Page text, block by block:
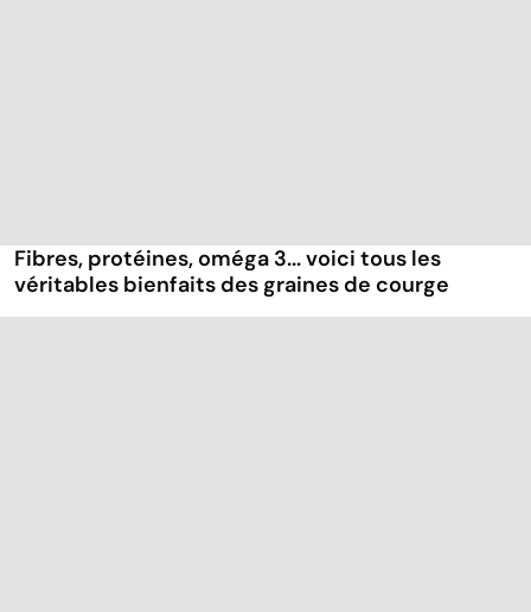
Fibres, protéines, oméga 3... voici tous les
véritables bienfaits des graines de courge